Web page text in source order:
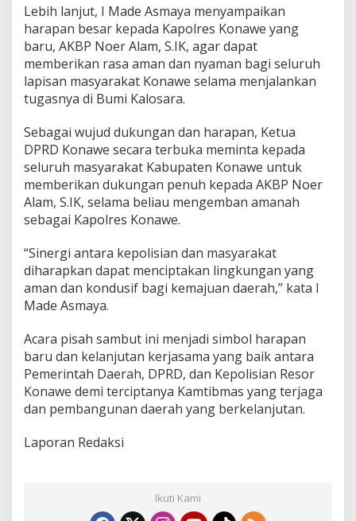
Lebih lanjut, I Made Asmaya menyampaikan
harapan besar kepada Kapolres Konawe yang
baru, AKBP Noer Alam, S.IK, agar dapat
memberikan rasa aman dan nyaman bagi seluruh
lapisan masyarakat Konawe selama menjalankan
tugasnya di Bumi Kalosara.
Sebagai wujud dukungan dan harapan, Ketua
DPRD Konawe secara terbuka meminta kepada
seluruh masyarakat Kabupaten Konawe untuk
memberikan dukungan penuh kepada AKBP Noer
Alam, S.IK, selama beliau mengemban amanah
sebagai Kapolres Konawe.
“Sinergi antara kepolisian dan masyarakat
diharapkan dapat menciptakan lingkungan yang
aman dan kondusif bagi kemajuan daerah,” kata I
Made Asmaya.
Acara pisah sambut ini menjadi simbol harapan
baru dan kelanjutan kerjasama yang baik antara
Pemerintah Daerah, DPRD, dan Kepolisian Resor
Konawe demi terciptanya Kamtibmas yang terjaga
dan pembangunan daerah yang berkelanjutan.
Laporan Redaksi
Ikuti Kami